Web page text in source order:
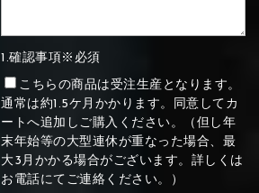
1.確認事項※必須
こちらの商品は受注生産となります。
通常は約1.5ケ月かかります。同意してカ
ートへ追加しご購入ください。（但し年
末年始等の大型連休が重なった場合、最
大3月かかる場合がございます。詳しくは
お電話にてご連絡ください。）